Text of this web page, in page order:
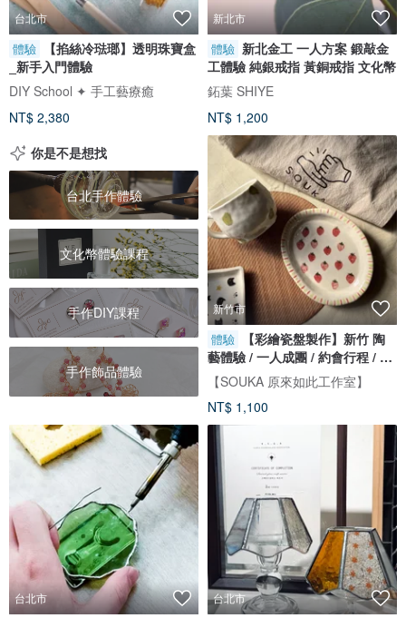
台北市
體驗
【掐絲冷琺瑯】透明珠寶盒
_新手入門體驗
DIY School ✦ 手工藝療癒
NT$ 2,380
新北市
體驗 新北金工 一人方案 鍛敲金
工體驗 純銀戒指 黃銅戒指 文化幣
鉐葉 SHIYE
NT$ 1,200
你是不是想找
台北手作體驗
文化幣體驗課程
手作DIY課程
手作飾品體驗
新竹市
體驗
【彩繪瓷盤製作】新竹 陶
藝體驗 / 一人成團 / 約會行程 / 文
化幣
【SOUKA 原來如此工作室】
NT$ 1,100
台北市 台北市